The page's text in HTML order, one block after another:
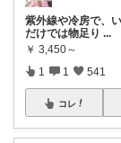
紫外線や冷房で、
だけでは物足り ...
￥ 3,450～
1 1 541
コレ